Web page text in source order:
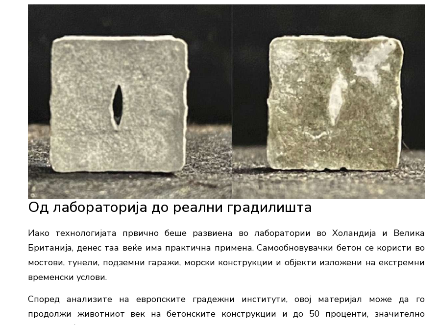
Од лабораторија до реални градилишта
Иако технологијата првично беше развиена во лаборатории во Холандија и Велика
Британија, денес таа веќе има практична примена. Самообновувачки бетон се користи во
мостови, тунели, подземни гаражи, морски конструкции и објекти изложени на екстремни
временски услови.
Според анализите на европските градежни институти, овој материјал може да го
продолжи животниот век на бетонските конструкции и до 50 проценти, значително